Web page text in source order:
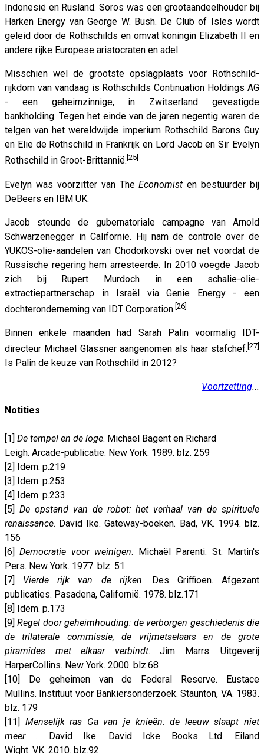
Indonesië en Rusland. Soros was een grootaandeelhouder bij
Harken Energy van George W. Bush. De Club of Isles wordt
geleid door de Rothschilds en omvat koningin Elizabeth II en
andere rijke Europese aristocraten en adel.
Misschien wel de grootste opslagplaats voor Rothschild-
rijkdom van vandaag is Rothschilds Continuation Holdings AG
- een geheimzinnige, in Zwitserland gevestigde
bankholding. Tegen het einde van de jaren negentig waren de
telgen van het wereldwijde imperium Rothschild Barons Guy
en Elie de Rothschild in Frankrijk en Lord Jacob en Sir Evelyn
Rothschild in Groot-Brittannië. [25]
Evelyn was voorzitter van TheEconomist en bestuurder bij
DeBeers en IBM UK.
Jacob steunde de gubernatoriale campagne van Arnold
Schwarzenegger in Californië. Hij nam de controle over de
YUKOS-olie-aandelen van Chodorkovski over net voordat de
Russische regering hem arresteerde. In 2010 voegde Jacob
zich bij Rupert Murdoch in een schalie-olie-
extractiepartnerschap in Israël via Genie Energy - een
dochteronderneming van IDT Corporation. [26]
Binnen enkele maanden had Sarah Palin voormalig IDT-
directeur Michael Glassner aangenomen als haar stafchef. [27]
Is Palin de keuze van Rothschild in 2012?
Voortzetting...
Notities
[1] De tempel en de loge. Michael Bagent en Richard
Leigh. Arcade-publicatie. New York. 1989. blz. 259
[2] Idem. p.219
[3] Idem. p.253
[4] Idem. p.233
[5] De opstand van de robot: het verhaal van de spirituele
renaissance. David Ike. Gateway-boeken. Bad, VK. 1994. blz.
156
[6]Democratie voor weinigen. Michaël Parenti. St. Martin's
Pers. New York. 1977. blz. 51
[7] Vierde rijk van de rijken. Des Griffioen. Afgezant
publicaties. Pasadena, Californië. 1978. blz.171
[8] Idem. p.173
[9]Regel door geheimhouding: de verborgen geschiedenis die
de trilaterale commissie, de vrijmetselaars en de grote
piramides met elkaar verbindt. Jim Marrs. Uitgeverij
HarperCollins. New York. 2000. blz.68
[10] De geheimen van de Federal Reserve. Eustace
Mullins. Instituut voor Bankiersonderzoek. Staunton, VA. 1983.
blz. 179
[11] Menselijk ras Ga van je knieën: de leeuw slaapt niet
meer. David Ike. David Icke Books Ltd. Eiland
Wight. VK. 2010. blz.92